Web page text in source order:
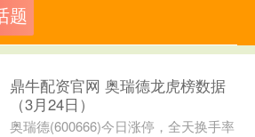
题
鼎牛配资官网 奥瑞德龙虎榜数据
（3月24日）
奥瑞德(600666)今日涨停，全天换手率